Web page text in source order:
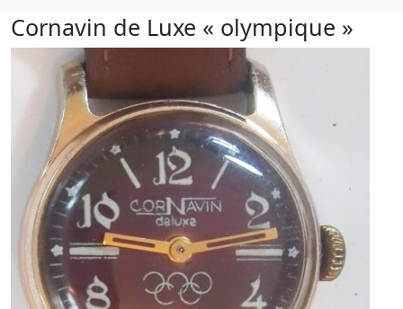
Cornavin de Luxe « olympique »